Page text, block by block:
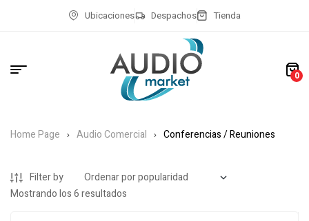
Ubicaciones Despachos Tienda
0
Home Page Audio Comercial Conferencias / Reuniones
Filter by
Mostrando los 6 resultados